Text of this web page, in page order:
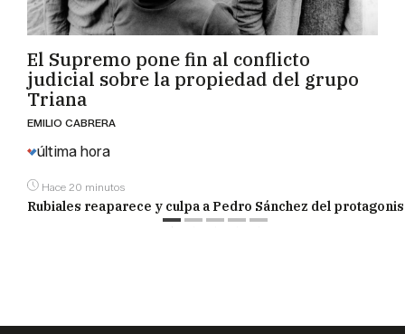
El Supremo pone fin al conflicto
judicial sobre la propiedad del grupo
Triana
Rubiales reaparece y culpa a Pedro Sánchez del